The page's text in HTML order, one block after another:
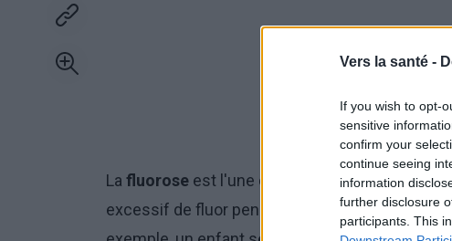
Vers la santé -
If you wish to opt-
sensitive
confirm your
continue seeing
information
further disclosure
participants. This
La fluorose est l'une des causes les plus
excessif de fluor pendant la période de